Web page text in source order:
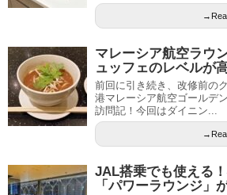
マレーシア航空ラウ
ュッフェのレベルが
前回に引き続き、改修前の
港マレーシア航空ゴールデ
訪問記！今回はダイニン...
JAL搭乗でも使える
「パワーラウンジ」